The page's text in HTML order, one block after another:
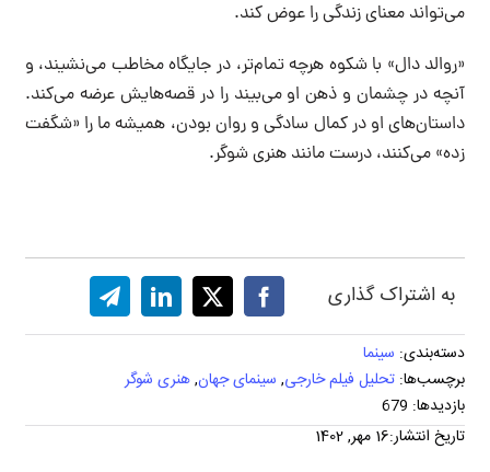
می‌تواند معنای زندگی را عوض کند.
«روالد دال» با شکوه هرچه تمام‌تر، در جایگاه مخاطب می‌نشیند، و
آنچه در چشمان و ذهن او می‌بیند را در قصه‌هایش عرضه می‌کند.
داستان‌های او در کمال سادگی و روان بودن، همیشه ما را «شگفت
زده» می‌کنند، درست مانند هنری شوگر.
به اشتراک گذاری
دسته‌بندی: سینما
برچسب‌ها: تحلیل فیلم خارجی, سینمای جهان,هنری شوگر
بازدیدها: 679
تاریخ انتشار:16 مهر, 1402